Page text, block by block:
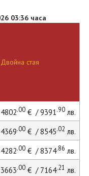
03:36 часа
Двойна стая
4802.00€ / 9391.90лв.
4369.00€ / 8545.02 лв.
4282.00€ / 8374.86 лв.
3663.00€ / 7164.21 лв.